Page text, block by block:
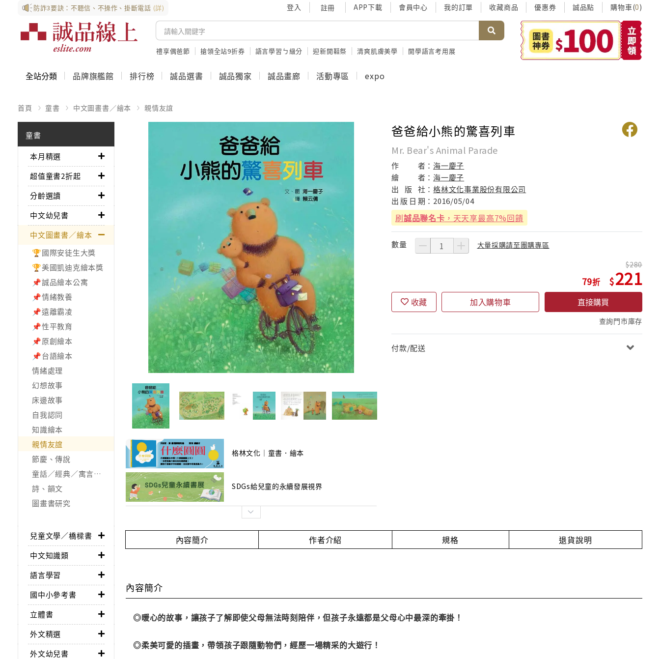
防詐3要訣：不聽信、不操作、掛斷電話 (詳) 登入 註冊 APP下載 會員中心 我的訂單 收藏商品 優惠券 誠品點 購物車(0)
禮享偶爸節 搶領全站9折券 語言學習ㄅ級分 迎新開鞋祭 清爽肌膚美學 開學語言考用展
全站分類 品牌旗艦館 排行榜 誠品選書 誠品獨家 誠品畫廊 活動專區 expo
首頁 童書 中文圖畫書／繪本 親情友誼
童書
本月精選
超值童書2折起
分齡選讀
中文幼兒書
中文圖畫書／繪本
🏆國際安徒生大獎
🏆美國凱迪克繪本獎
📌誠品繪本公寓
📌情緒教養
📌遠離霸凌
📌性平教育
📌原創繪本
📌台語繪本
情緒處理
幻想故事
床邊故事
自我認同
知識繪本
親情友誼
節慶、傳說
童話／經典／寓言故事
詩、韻文
圖畫書研究
兒童文學／橋樑書
中文知識類
語言學習
國中小參考書
立體書
外文精選
外文幼兒書
格林文化｜童書．繪本
SDGs給兒童的永續發展視界
爸爸給小熊的驚喜列車
Mr. Bear's Animal Parade
作 者： 海一慶子
繪
者： 海一慶子
出
版 社：格林文化事業股份有限公司
出 版 日 期： 2016/05/04
刷誠品聯名卡 ，天天享最高7%回饋
數量 大量採購請至團購專區
79
280
221
收藏 加入購物車 直接購買
查詢門市庫存
付款/配送
內容簡介 作者介紹 規格 退貨說明
內容簡介
◎暖心的故事，讓孩子了解即使父母無法時刻陪伴，但孩子永遠都是父母心中最深的牽掛！
◎柔美可愛的插畫，帶領孩子跟隨動物們，經歷一場精采的大遊行！